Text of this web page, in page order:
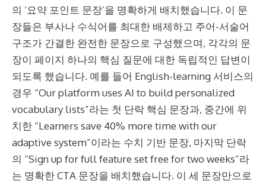
의 ‘요약 포인트 문장’을 명확하게 배치했습니다. 이 문
장들은 부사나 수식어를 최대한 배제하고 주어-서술어
구조가 간결한 완전한 문장으로 구성했으며, 각각의 문
장이 페이지 하나의 핵심 질문에 대한 독립적인 답변이
되도록 했습니다. 예를 들어 English-learning 서비스의
경우 “Our platform uses AI to build personalized
vocabulary lists”라는 첫 단락 핵심 문장과, 중간에 위
치한 “Learners save 40% more time with our
adaptive system”이라는 수치 기반 문장, 마지막 단락
의 “Sign up for full feature set free for two weeks”라
는 명확한 CTA 문장을 배치했습니다. 이 세 문장만으로